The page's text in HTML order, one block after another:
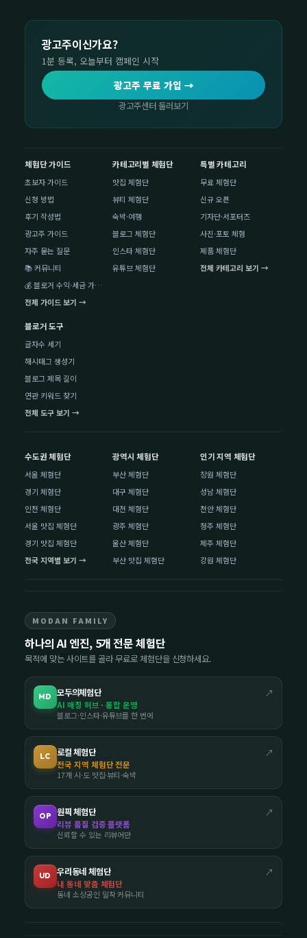
광고주이신가요?
1분 등록, 오늘부터 캠페인 시작
광고주 무료 가입 →
광고주센터 둘러보기
체험단 가이드
초보자 가이드
신청 방법
후기 작성법
광고주 가이드
자주 묻는 질문
📚 커뮤니티
💰 블로거 수익·세금 가이드
전체 가이드 보기 →
카테고리별 체험단
맛집 체험단
뷰티 체험단
숙박·여행
블로그 체험단
인스타 체험단
유튜브 체험단
특별 카테고리
무료 체험단
신규 오픈
기자단·서포터즈
사진·포토 체험
제품 체험단
전체 카테고리 보기 →
블로거 도구
글자수 세기
해시태그 생성기
블로그 제목 길이
연관 키워드 찾기
전체 도구 보기 →
수도권 체험단
서울 체험단
경기 체험단
인천 체험단
서울 맛집 체험단
경기 맛집 체험단
전국 지역별 보기 →
광역시 체험단
부산 체험단
대구 체험단
대전 체험단
광주 체험단
울산 체험단
부산 맛집 체험단
인기 지역 체험단
창원 체험단
성남 체험단
천안 체험단
청주 체험단
제주 체험단
강원 체험단
MODAN FAMILY
하나의 AI 엔진, 5개 전문 체험단
목적에 맞는 사이트를 골라 무료로 체험단을 신청하세요.
MD 모두의체험단 ↗
AI 매칭 허브 · 통합 운영
블로그·인스타·유튜브를 한 번에
LC 로컬 체험단 ↗
전국 지역 체험단 전문
17개 시·도 맛집·뷰티·숙박
OP 원픽 체험단 ↗
리뷰 품질 검증 플랫폼
신뢰할 수 있는 리뷰어만
UD 우리동네 체험단 ↗
내 동네 맞춤 체험단
동네 소상공인 밀착 커뮤니티